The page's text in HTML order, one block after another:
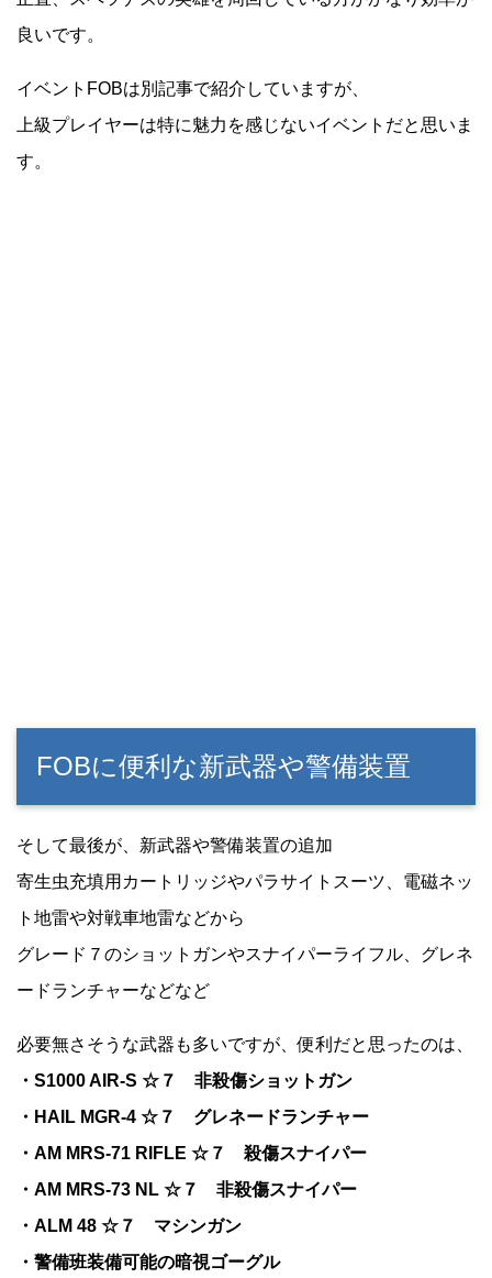
良いです。
イベントFOBは別記事で紹介していますが、
上級プレイヤーは特に魅力を感じないイベントだと思いま
す。
FOBに便利な新武器や警備装置
そして最後が、新武器や警備装置の追加
寄生虫充填用カートリッジやパラサイトスーツ、電磁ネッ
ト地雷や対戦車地雷などから
グレード７のショットガンやスナイパーライフル、グレネ
ードランチャーなどなど
必要無さそうな武器も多いですが、便利だと思ったのは、
・S1000 AIR-S ☆７ 非殺傷ショットガン
・HAIL MGR-4 ☆７ グレネードランチャー
・AM MRS-71 RIFLE ☆７ 殺傷スナイパー
・AM MRS-73 NL ☆７ 非殺傷スナイパー
・ALM 48 ☆７ マシンガン
・警備班装備可能の暗視ゴーグル